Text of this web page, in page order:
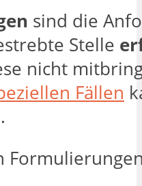
sind die
Stelle
nicht
Fällen